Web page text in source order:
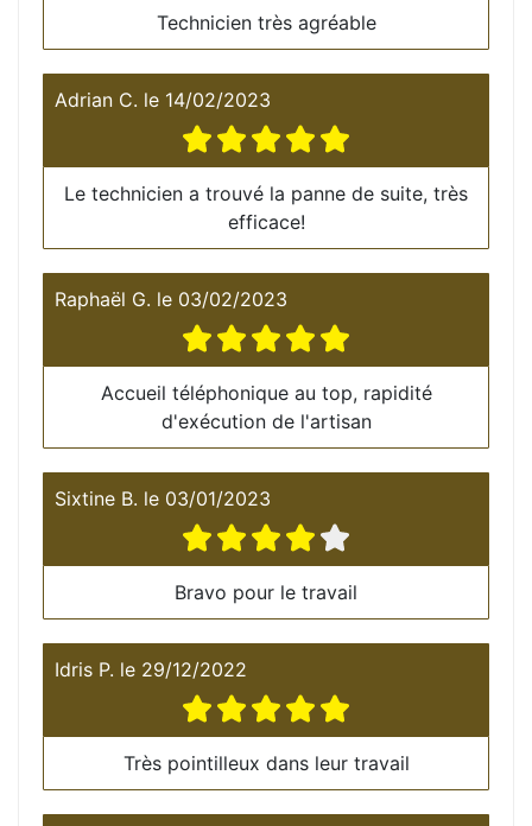
Technicien très agréable
Adrian C. le 14/02/2023
Le technicien a trouvé la panne de suite, très
efficace!
Raphaël G. le 03/02/2023
Accueil téléphonique au top, rapidité
d'exécution de l'artisan
Sixtine B. le 03/01/2023
Bravo pour le travail
Idris P. le 29/12/2022
Très pointilleux dans leur travail